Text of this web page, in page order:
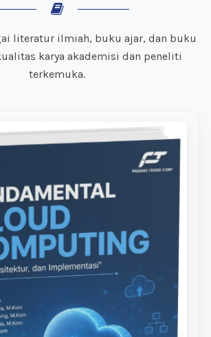
literatur ilmiah, buku ajar, dan buku
karya akademisi dan peneliti
terkemuka.